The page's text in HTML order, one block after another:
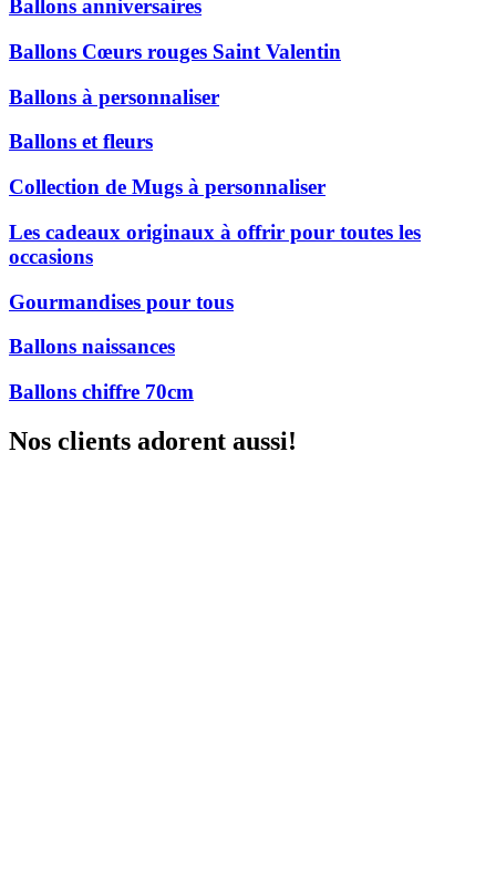
Ballons anniversaires
Ballons Cœurs rouges Saint Valentin
Ballons à personnaliser
Ballons et fleurs
Collection de Mugs à personnaliser
Les cadeaux originaux à offrir pour toutes les
occasions
Gourmandises pour tous
Ballons naissances
Ballons chiffre 70cm
Nos clients adorent aussi!